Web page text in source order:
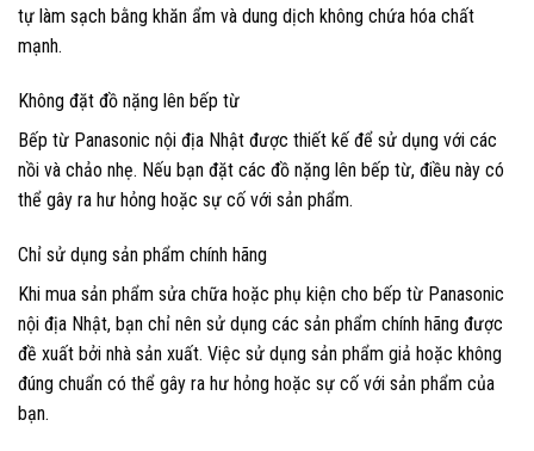
tự làm sạch bằng khăn ẩm và dung dịch không chứa hóa chất
mạnh.
Không đặt đồ nặng lên bếp từ
Bếp từ Panasonic nội địa Nhật được thiết kế để sử dụng với các
nồi và chảo nhẹ. Nếu bạn đặt các đồ nặng lên bếp từ, điều này có
thể gây ra hư hỏng hoặc sự cố với sản phẩm.
Chỉ sử dụng sản phẩm chính hãng
Khi mua sản phẩm sửa chữa hoặc phụ kiện cho bếp từ Panasonic
nội địa Nhật, bạn chỉ nên sử dụng các sản phẩm chính hãng được
đề xuất bởi nhà sản xuất. Việc sử dụng sản phẩm giả hoặc không
đúng chuẩn có thể gây ra hư hỏng hoặc sự cố với sản phẩm của
bạn.